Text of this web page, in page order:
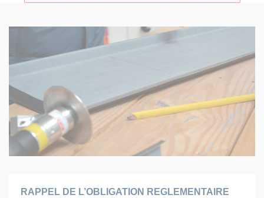
RAPPEL DE L’OBLIGATION REGLEMENTAIRE